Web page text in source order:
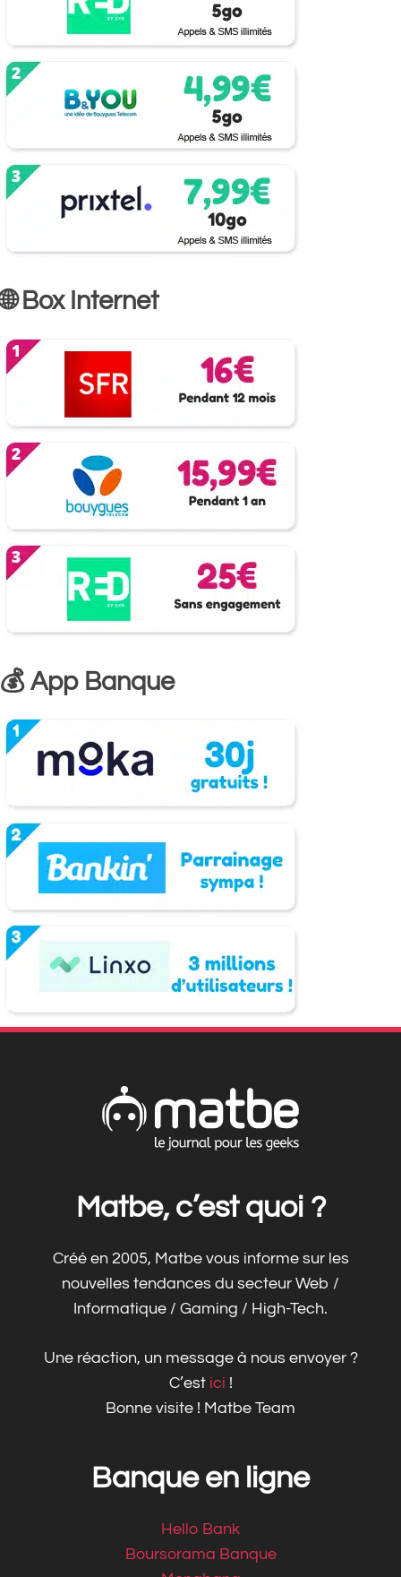
🌐 Box Internet
💰 App Banque
Matbe, c’est quoi ?
Créé en 2005, Matbe vous informe sur les
nouvelles tendances du secteur Web /
Informatique / Gaming / High-Tech.
Une réaction, un message à nous envoyer ?
C’est ici !
Bonne visite ! Matbe Team
Banque en ligne
Hello Bank
Boursorama Banque